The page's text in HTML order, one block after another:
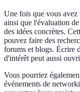
Une fois que vous avez
ainsi que l'évaluation
des idées concrètes.
pouvez faire des
forums et blogs. Écrire
d'intérêt peut aussi
Vous pourriez
événements de